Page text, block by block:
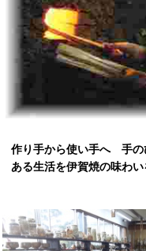
作り手から使い手へ 手
ある生活を伊賀焼の味わい